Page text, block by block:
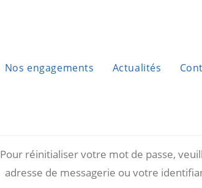
Nos engagements Actualités
Pour réinitialiser votre mot de passe,
adresse de messagerie ou votre